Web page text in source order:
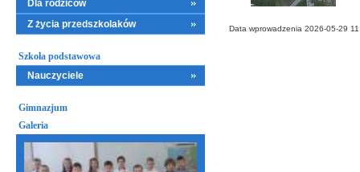
Dla rodziców
Z życia przedszkolaków
Szkoła podstawowa
Nauczyciele
Gimnazjum
Galeria
Data wprowadzenia 2026-05-29